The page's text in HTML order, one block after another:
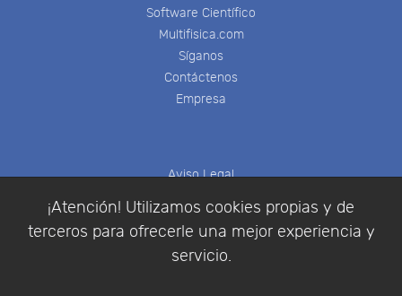
¡Atención! Utilizamos cookies propias y de
terceros para ofrecerle una mejor experiencia y
servicio.
Software Científico
Multifisica.com
Síganos
Contáctenos
Empresa
Aviso Legal
Política de Privacidad
Condiciones de compra
Identificarse